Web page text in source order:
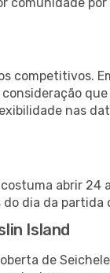
competitivos.
nas
abrir
dia da
Island
de